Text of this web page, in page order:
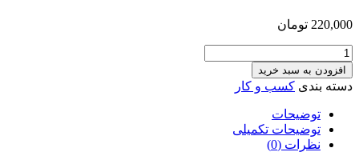
220,000 تومان
استراتژی
های
دیجیتال
موفقیت
کسب
وکار
افزودن به سبد خرید
دسته بندی کسب و کار
توضیحات
توضیحات تکمیلی
نظرات (0)